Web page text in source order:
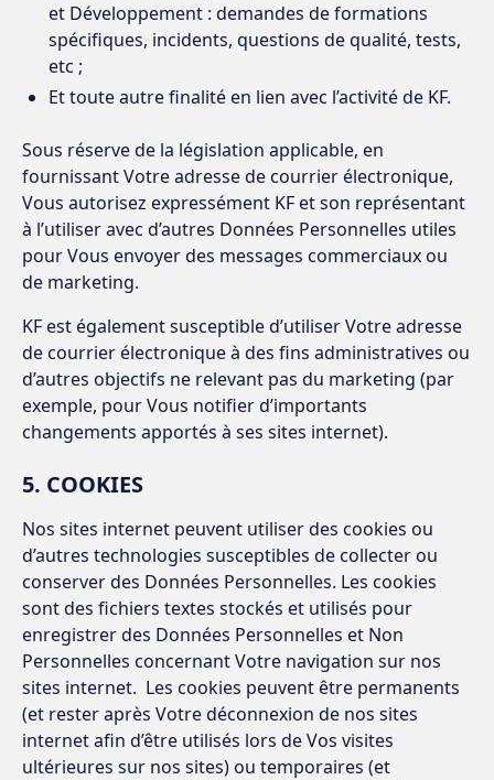
et Développement : demandes de formations
spécifiques, incidents, questions de qualité, tests,
etc ;
Et toute autre finalité en lien avec l’activité de KF.
Sous réserve de la législation applicable, en
fournissant Votre adresse de courrier électronique,
Vous autorisez expressément KF et son représentant
à l’utiliser avec d’autres Données Personnelles utiles
pour Vous envoyer des messages commerciaux ou
de marketing.
KF est également susceptible d’utiliser Votre adresse
de courrier électronique à des fins administratives ou
d’autres objectifs ne relevant pas du marketing (par
exemple, pour Vous notifier d’importants
changements apportés à ses sites internet).
5. COOKIES
Nos sites internet peuvent utiliser des cookies ou
d’autres technologies susceptibles de collecter ou
conserver des Données Personnelles. Les cookies
sont des fichiers textes stockés et utilisés pour
enregistrer des Données Personnelles et Non
Personnelles concernant Votre navigation sur nos
sites internet. Les cookies peuvent être permanents
(et rester après Votre déconnexion de nos sites
internet afin d’être utilisés lors de Vos visites
ultérieures sur nos sites) ou temporaires (et